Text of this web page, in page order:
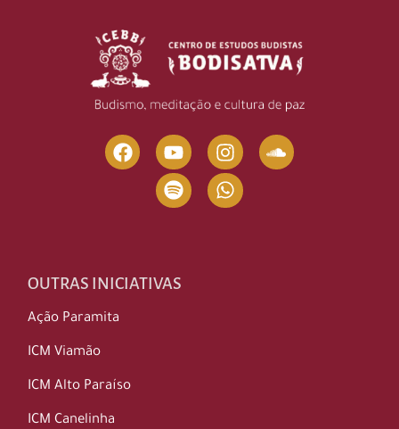
OUTRAS INICIATIVAS
Ação Paramita
ICM Viamão
ICM Alto Paraíso
ICM Canelinha